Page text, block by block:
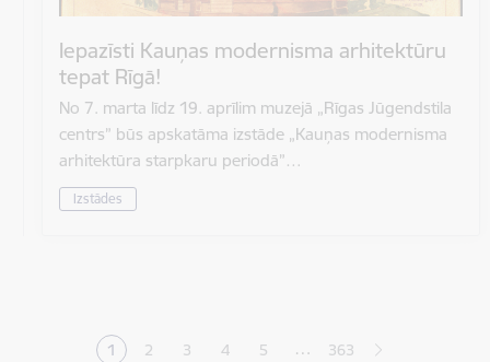
Iepazīsti Kauņas modernisma arhitektūru
tepat Rīgā!
No 7. marta līdz 19. aprīlim muzejā „Rīgas Jūgendstila
centrs” būs apskatāma izstāde „Kauņas modernisma
arhitektūra starpkaru periodā”…
Izstādes
Pašreizējā lapa
1 Lapa
2 Lapa
3 Lapa
4 Lapa
5 … 363